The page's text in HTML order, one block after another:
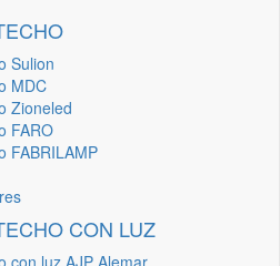
Sulion
MDC
Zioneled
FARO
FABRILAMP
CON LUZ